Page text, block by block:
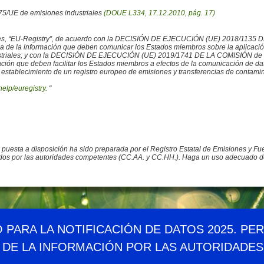
UE de emisiones industriales (DOUE L334, 17.12.2010, pág. 17)
“EU-Registry”, de acuerdo con la DECISIÓN DE EJECUCIÓN (UE) 2018/1135
de la información que deben comunicar los Estados miembros sobre la
y con la DECISIÓN DE EJECUCIÓN (UE) 2019/1741 DE LA COMISIÓN
que deben facilitar los Estados miembros a efectos de la comunicación de
de un registro europeo de emisiones y transferencias de
euregistry. "
a disposición ha sido preparada por el Registro Estatal de Emisiones y
por las autoridades competentes (CC.AA. y CC.HH.). Haga un uso adecuado
Mapa web Canales RSS Enlaces
PARA LA NOTIFICACIÓN DE DATOS 2025.
LA INFORMACIÓN POR LAS